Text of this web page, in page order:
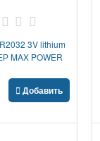
3V lithium
MAX POWER
Добавить